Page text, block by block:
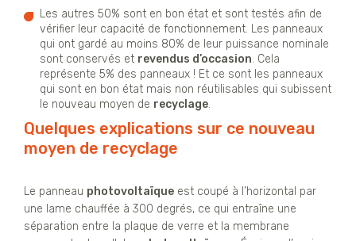
Les autres 50% sont en bon état et sont testés afin de
vérifier leur capacité de fonctionnement. Les panneaux
qui ont gardé au moins 80% de leur puissance nominale
sont conservés et revendus d’occasion. Cela
représente 5% des panneaux ! Et ce sont les panneaux
qui sont en bon état mais non réutilisables qui subissent
le nouveau moyen de recyclage.
Quelques explications sur ce nouveau
moyen de recyclage
Le panneau photovoltaïque est coupé à l’horizontal par
une lame chauffée à 300 degrés, ce qui entraîne une
séparation entre la plaque de verre et la membrane